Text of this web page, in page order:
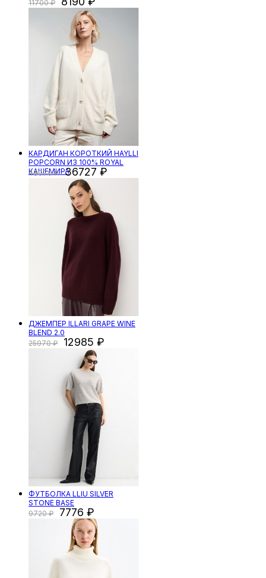
11700
КАРДИГАН КОРОТКИЙ HAYLLI
POPCORN ИЗ 100% ROYAL
КАШЕМИРА
48970 36727
ДЖЕМПЕР ILLARI GRAPE WINE
BLEND 2.0
25970
12985
ФУТБОЛКА LLIU SILVER
STONE BASE
9720
7776